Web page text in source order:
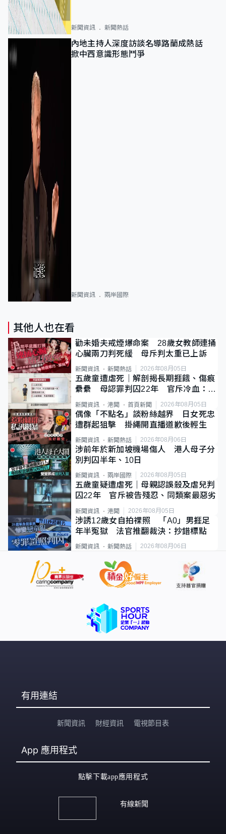
新聞資訊 新聞熱話
內地主持人深度訪談名導路蘭成熱話
掀中西意識形態鬥爭
新聞資訊 兩岸國際
其他人也在看
勸未婚夫戒煙爆命案 28歲女教師連捅
心臟兩刀判死緩 母斥判太重已上訴
新聞資訊 新聞熱話 2026年08月05日
五歲童遭虐死｜解剖揭長期捱餓、傷痕
纍纍 母認罪判囚22年 官斥冷血：同
類案最惡劣
新聞資訊 港聞 首頁新聞 2026年08月05日
偶像「不點名」談粉絲越界 日女死忠
遭群起狙擊 掛繩開直播道歉後輕生
新聞資訊 新聞熱話 2026年08月06日
涉前年於新加坡機場傷人 港人母子分
別判囚半年、10日
新聞資訊 兩岸國際 2026年08月05日
五歲童疑遭虐死｜母親認誤殺及虐兒判
囚22年 官斥被告殘忍、同類案最惡劣
新聞資訊 港聞 2026年08月05日
涉誘12歲女自拍祼照 「A0」男捱足
年半冤獄 法官推翻裁決：抄錯標點
新聞資訊 新聞熱話 2026年08月06日
有用連結
新聞資訊 財經資訊 電視節目表
App 應用程式
點擊下載app應用程式
有線新聞